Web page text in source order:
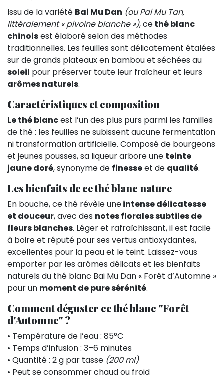
Issu de la variété Bai Mu Dan (ou Pai Mu Tan,
littéralement « pivoine blanche »), cethé blanc
chinoisest élaboré selon des méthodes
traditionnelles. Les feuilles sont délicatement étalées
sur de grands plateaux en bambou et séchées au
soleil pour préserver toute leur fraîcheur et leurs
arômes naturels.
Caractéristiques et composition
Le thé blancest l’un des plus purs parmi les familles
de thé : les feuilles ne subissent aucune fermentation
ni transformation artificielle. Composé de bourgeons
et jeunes pousses, sa liqueur arbore une teinte
jaune doré, synonyme de finesseet de qualité.
Les bienfaits de ce thé blanc nature
En bouche, ce thé révèle uneintense délicatesse
et douceur, avec des notes florales subtiles de
fleurs blanches. Léger et rafraîchissant, il est facile
à boire et réputé pour ses vertus antioxydantes,
excellentes pour la peau et le teint. Laissez-vous
emporter par les arômes délicats et les bienfaits
naturels du thé blanc Bai Mu Dan « Forêt d’Automne »
pour un moment de pure sérénité.
Comment déguster ce thé blanc "Forêt
d'Automne" ?
• Température de l’eau : 85°C
• Temps d’infusion : 3–6 minutes
• Quantité : 2 g par tasse (200 ml)
• Peut se consommer chaud ou froid